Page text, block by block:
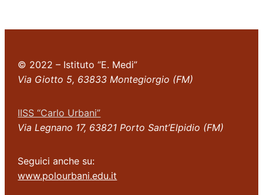
© 2022 – Istituto “E. Medi”
Via Giotto 5, 63833 Montegiorgio (FM)
IISS “Carlo Urbani”
Via Legnano 17, 63821 Porto Sant’Elpidio (FM)
Seguici anche su:
www.polourbani.edu.it